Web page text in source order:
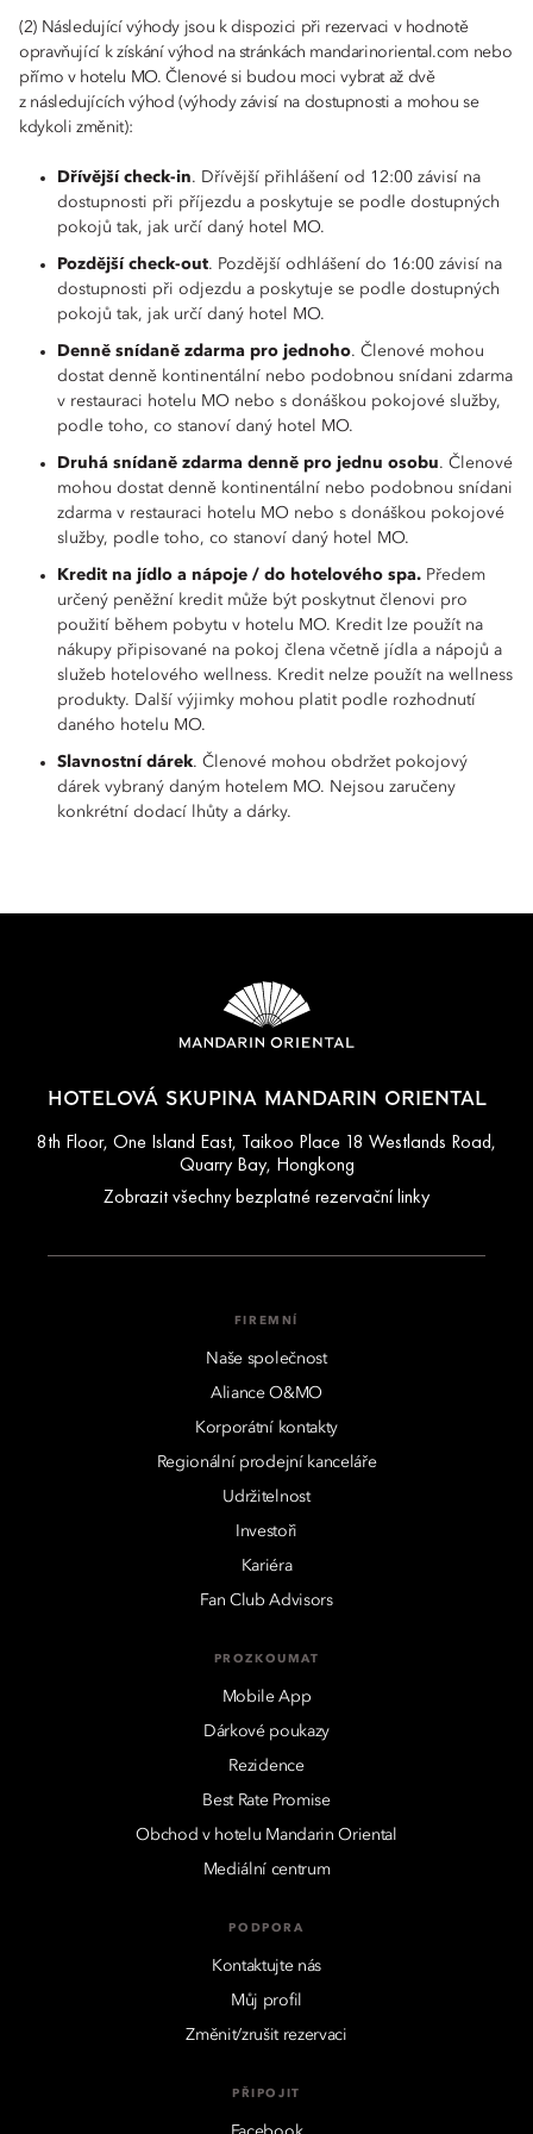
(2) Následující výhody jsou k dispozici při rezervaci v hodnotě
opravňující k získání výhod na stránkách mandarinoriental.com nebo
přímo v hotelu MO. Členové si budou moci vybrat až dvě
z následujících výhod (výhody závisí na dostupnosti a mohou se
kdykoli změnit):
Dřívější check-in. Dřívější přihlášení od 12:00 závisí na
dostupnosti při příjezdu a poskytuje se podle dostupných
pokojů tak, jak určí daný hotel MO.
Pozdější check-out. Pozdější odhlášení do 16:00 závisí na
dostupnosti při odjezdu a poskytuje se podle dostupných
pokojů tak, jak určí daný hotel MO.
Denně snídaně zdarma pro jednoho. Členové mohou
dostat denně kontinentální nebo podobnou snídani zdarma
v restauraci hotelu MO nebo s donáškou pokojové služby,
podle toho, co stanoví daný hotel MO.
Druhá snídaně zdarma denně pro jednu osobu. Členové
mohou dostat denně kontinentální nebo podobnou snídani
zdarma v restauraci hotelu MO nebo s donáškou pokojové
služby, podle toho, co stanoví daný hotel MO.
Kredit na jídlo a nápoje / do hotelového spa. Předem
určený peněžní kredit může být poskytnut členovi pro
použití během pobytu v hotelu MO. Kredit lze použít na
nákupy připisované na pokoj člena včetně jídla a nápojů a
služeb hotelového wellness. Kredit nelze použít na wellness
produkty. Další výjimky mohou platit podle rozhodnutí
daného hotelu MO.
Slavnostní dárek. Členové mohou obdržet pokojový
dárek vybraný daným hotelem MO. Nejsou zaručeny
konkrétní dodací lhůty a dárky.
HOTELOVÁ SKUPINA MANDARIN ORIENTAL
8th Floor, One Island East, Taikoo Place 18 Westlands Road,
Quarry Bay, Hongkong
Zobrazit všechny bezplatné rezervační linky
FIREMNÍ
Naše společnost
Aliance O&MO
Korporátní kontakty
Regionální prodejní kanceláře
Udržitelnost
Investoři
Kariéra
Fan Club Advisors
PROZKOUMAT
Mobile App
Dárkové poukazy
Rezidence
Best Rate Promise
Obchod v hotelu Mandarin Oriental
Mediální centrum
PODPORA
Kontaktujte nás
Můj profil
Změnit/zrušit rezervaci
PŘIPOJIT